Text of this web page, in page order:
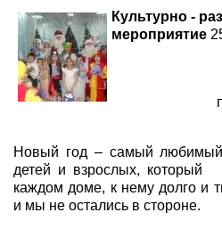
Культурно -
мероприятие
Новый год – самый любимый
детей и взрослых,
каждом доме, к нему долго и
и мы не остались в стороне.